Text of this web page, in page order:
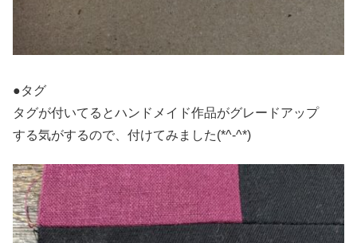
●タグ
タグが付いてるとハンドメイド作品がグレードアップ
する気がするので、付けてみました(*^-^*)